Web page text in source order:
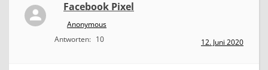
Facebook Pixel
Anonymous
Antworten: 10 12. Juni 2020